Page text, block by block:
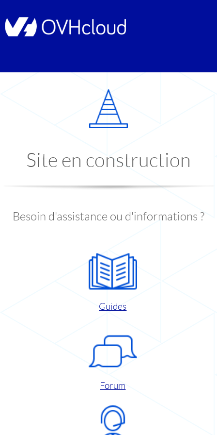
Site en construction
Besoin d'assistance ou d'informations ?
Guides
Forum